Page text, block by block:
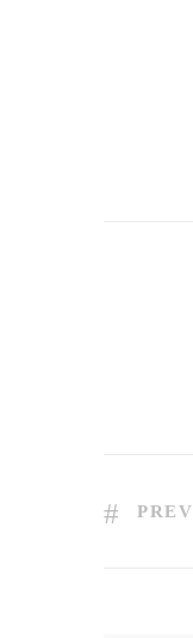
PREV